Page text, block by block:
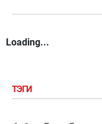
Loading...
ТЭГИ